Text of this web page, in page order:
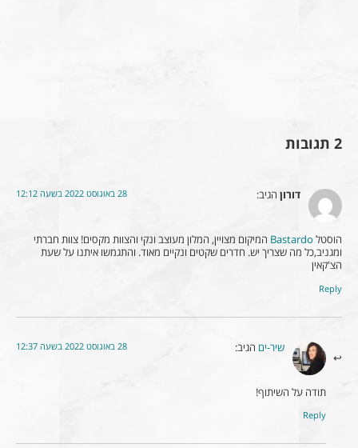
2 תגובות
דורון הגיב: 28 באוגוסט 2022 בשעה 12:12
הוסטלBastardo המיקום מצויין, המלון מעוצב ונקי והצוות מקסים! צוות חברתי
ומגניב,כל מה שצריך יש. חדרים שקטים ונקיים מאוד. והתגמשו איתנו על שעת
הצ'קאין
Reply
שיר-ים הגיב: 28 באוגוסט 2022 בשעה 12:37
תודה על השיתוף!
Reply